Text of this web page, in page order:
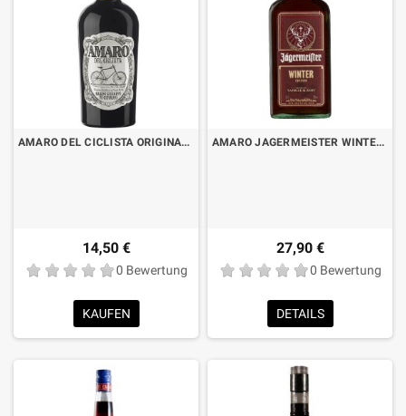
AMARO DEL CICLISTA ORIGINALE CL.70
14,50 €
0 Bewertung
KAUFEN
AMARO JAGERMEISTER WINTER EDITION CL.70
27,90 €
0 Bewertung
DETAILS